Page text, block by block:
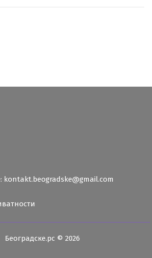
kontakt.beogradske@gmail.com
Београдске.рс © 2026